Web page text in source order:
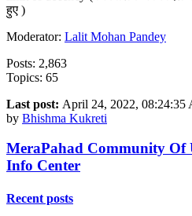
हुए )
Moderator: Lalit Mohan Pandey
Posts: 2,863
Topics: 65
Last post: April 24, 2022, 08:24:35
by Bhishma Kukreti
MeraPahad Community Of
Info Center
Recent posts